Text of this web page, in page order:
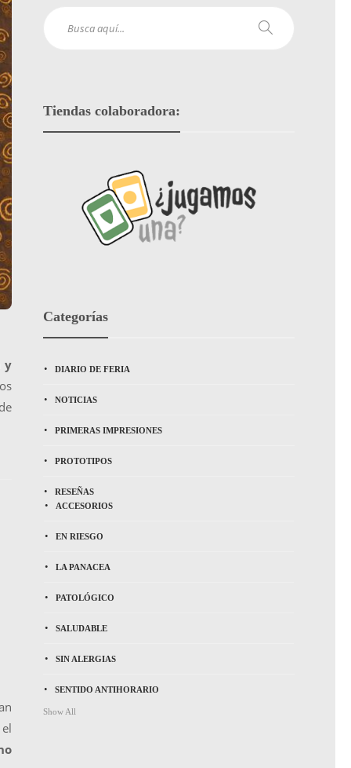
y
Tiendas colaboradora:
Categorías
DIARIO DE FERIA
NOTICIAS
PRIMERAS IMPRESIONES
PROTOTIPOS
RESEÑAS
ACCESORIOS
EN RIESGO
LA PANACEA
PATOLÓGICO
SALUDABLE
SIN ALERGIAS
SENTIDO ANTIHORARIO
Show All